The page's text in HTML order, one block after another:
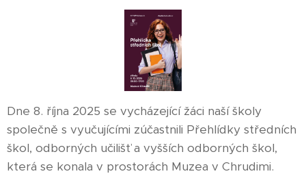
Dne 8. října 2025 se vycházející žáci naší školy
společně s vyučujícími zúčastnili Přehlídky středních
škol, odborných učilišť a vyšších odborných škol,
která se konala v prostorách Muzea v Chrudimi.